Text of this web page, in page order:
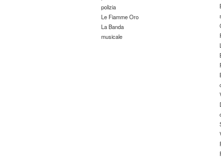
polizia
Le Fiamme Oro
La Banda
musicale